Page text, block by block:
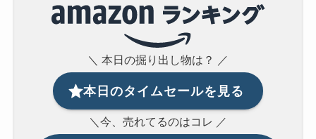
＼ 本日の掘り出し物は？ ／
本日のタイムセールを見る
＼今、売れてるのはコレ ／